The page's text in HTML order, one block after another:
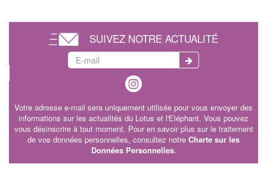
SUIVEZ NOTRE ACTUALITÉ
Votre adresse e-mail sera uniquement utilisée pour vous envoyer des
informations sur les actualités du Lotus et l'Eléphant. Vous pouvez
vous désinscrire à tout moment. Pour en savoir plus sur le traitement
de vos données personnelles, consultez notre Charte sur les
Données Personnelles.